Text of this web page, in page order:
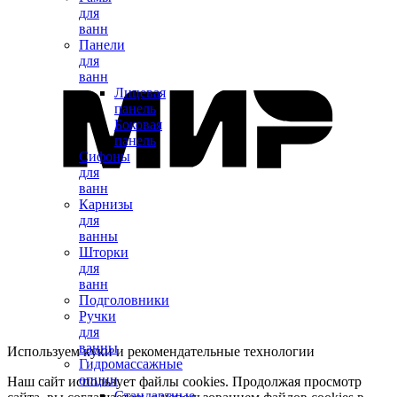
для
ванн
Панели
для
ванн
Лицевая
панель
Боковая
панель
Сифоны
для
ванн
Карнизы
для
ванны
Шторки
для
ванн
Подголовники
Ручки
для
ванны
Гидромассажные
опции
Используем куки и рекомендательные технологии
Наш сайт использует файлы cookies. Продолжая просмотр